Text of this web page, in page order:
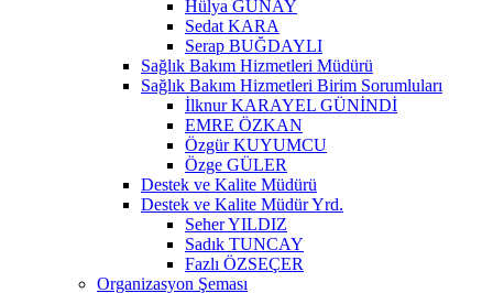
Hülya GÜNAY
Sedat KARA
Serap BUĞDAYLI
Sağlık Bakım Hizmetleri Müdürü
Sağlık Bakım Hizmetleri Birim Sorumluları
İlknur KARAYEL GÜNİNDİ
EMRE ÖZKAN
Özgür KUYUMCU
Özge GÜLER
Destek ve Kalite Müdürü
Destek ve Kalite Müdür Yrd.
Seher YILDIZ
Sadık TUNCAY
Fazlı ÖZSEÇER
Organizasyon Şeması